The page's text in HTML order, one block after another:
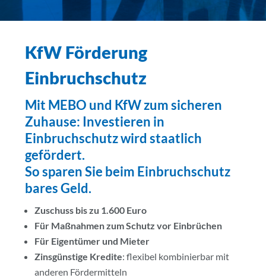
KfW Förderung
Einbruchschutz
Mit MEBO und KfW zum sicheren
Zuhause: Investieren in
Einbruchschutz wird staatlich
gefördert.
So sparen Sie beim Einbruchschutz
bares Geld.
Zuschuss bis zu 1.600 Euro
Für Maßnahmen zum Schutz vor Einbrüchen
Für Eigentümer und Mieter
Zinsgünstige Kredite: flexibel kombinierbar mit
anderen Fördermitteln